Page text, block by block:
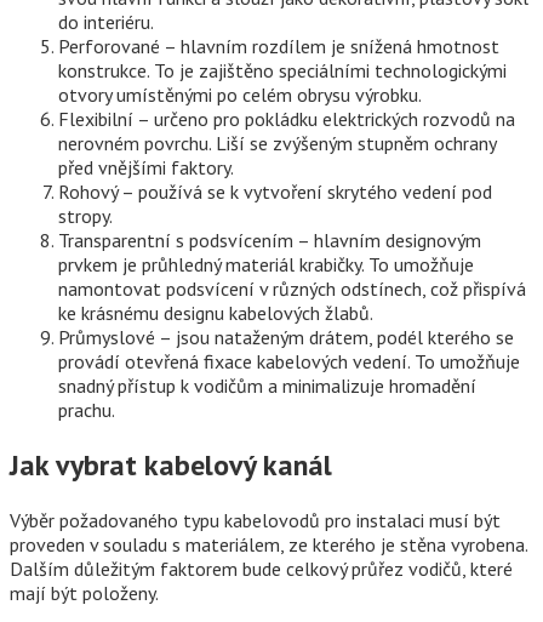
do interiéru.
Perforované – hlavním rozdílem je snížená hmotnost
konstrukce. To je zajištěno speciálními technologickými
otvory umístěnými po celém obrysu výrobku.
Flexibilní – určeno pro pokládku elektrických rozvodů na
nerovném povrchu. Liší se zvýšeným stupněm ochrany
před vnějšími faktory.
Rohový – používá se k vytvoření skrytého vedení pod
stropy.
Transparentní s podsvícením – hlavním designovým
prvkem je průhledný materiál krabičky. To umožňuje
namontovat podsvícení v různých odstínech, což přispívá
ke krásnému designu kabelových žlabů.
Průmyslové – jsou nataženým drátem, podél kterého se
provádí otevřená fixace kabelových vedení. To umožňuje
snadný přístup k vodičům a minimalizuje hromadění
prachu.
Jak vybrat kabelový kanál
Výběr požadovaného typu kabelovodů pro instalaci musí být
proveden v souladu s materiálem, ze kterého je stěna vyrobena.
Dalším důležitým faktorem bude celkový průřez vodičů, které
mají být položeny.